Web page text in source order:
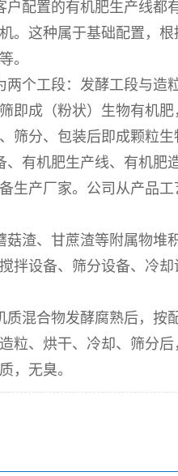
配置的有机肥生产线都
。这种属于基础配置，
。
个工段：发酵工段与造
即成（粉状）生物有机
筛分、包装后即成颗粒生
有机肥生产线、有机肥
生产厂家。公司从产品
渣、甘蔗渣等附属物堆
拌设备、筛分设备、冷
混合物发酵腐熟后，按
粒、烘干、冷却、筛分
，无臭。